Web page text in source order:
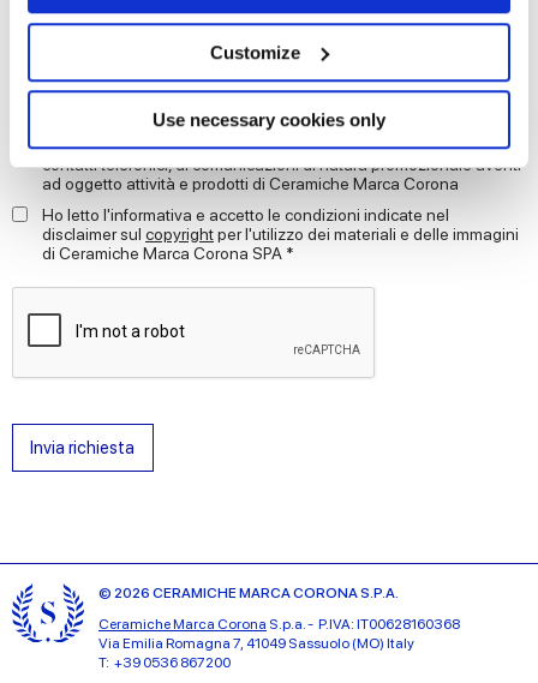
Collect information about your geographical
location which can be accurate to within several
Identify your device by actively scanning it for
specific characteristics (fingerprinting)
Find out more about how your personal data is processed
and set your preferences in thedetails section.
provide social media features and to analyse our traffic.
We also share information about your use of our site with
our social media, advertising and analytics partners who
may combine it with other information that you’ve
provided to them or that they’ve collected from your use
of their services.
Customize
Use necessary cookies only
Autorizzo il trattamento dei miei dati al fine di dare seguito alla mia
richiesta di cui al punto C) dell’informativa. *
marketing di cui al punto D) dell’ informativa, ai fini dell’invio,
anche mediante modalità automatizzate (sms, mms, fax, e-mail) e
contatti telefonici, di comunicazioni di natura promozionale aventi
ad oggetto attività e prodotti di Ceramiche Marca Corona
Ho letto l'informativa e accetto le condizioni indicate nel
disclaimer sul copyrightper l'utilizzo dei materiali e delle immagini
di Ceramiche Marca Corona SPA *
Invia richiesta
© 2026 CERAMICHE MARCA CORONA S.P.A.
Ceramiche Marca Corona S.p.a. - P.IVA: IT00628160368
Via Emilia Romagna 7, 41049 Sassuolo (MO) Italy
T: +39 0536 867200